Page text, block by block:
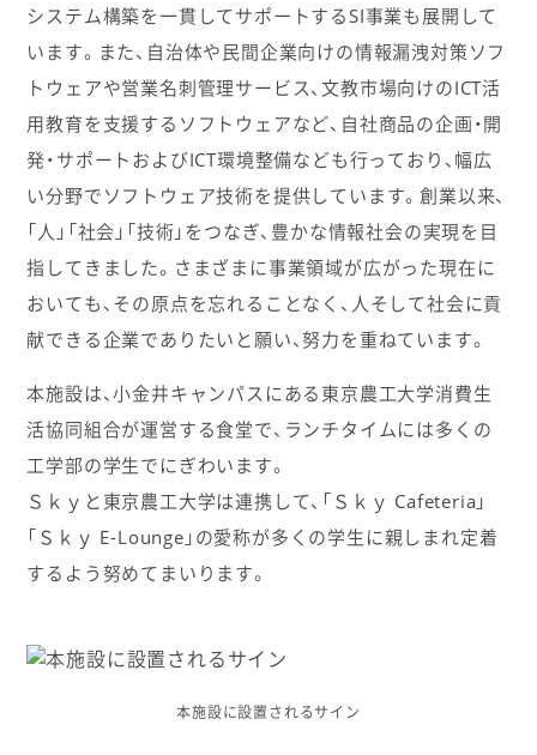
システム構築を一貫してサポートするSI事業も展開して
います。また、自治体や民間企業向けの情報漏洩対策ソフ
トウェアや営業名刺管理サービス、文教市場向けのICT活
用教育を支援するソフトウェアなど、自社商品の企画・開
発・サポートおよびICT環境整備なども行っており、幅広
い分野でソフトウェア技術を提供しています。創業以来、
「人」「社会」「技術」をつなぎ、豊かな情報社会の実現を目
指してきました。さまざまに事業領域が広がった現在に
おいても、その原点を忘れることなく、人そして社会に貢
献できる企業でありたいと願い、努力を重ねています。
本施設は、小金井キャンパスにある東京農工大学消費生
活協同組合が運営する食堂で、ランチタイムには多くの
工学部の学生でにぎわいます。
Ｓｋｙと東京農工大学は連携して、「Ｓｋｙ Cafeteria」
「Ｓｋｙ E-Lounge」の愛称が多くの学生に親しまれ定着
するよう努めてまいります。
本施設に設置されるサイン